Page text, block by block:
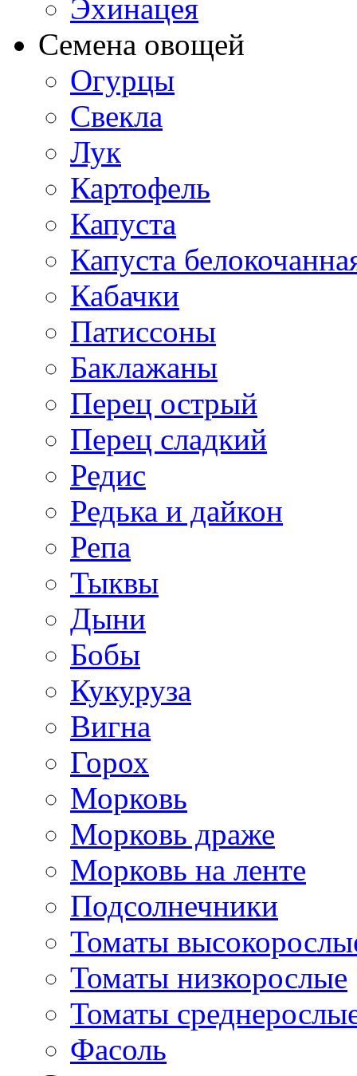
Эхинацея
Семена овощей
Огурцы
Свекла
Лук
Картофель
Капуста
Капуста
Кабачки
Патиссоны
Баклажаны
Перец острый
Перец сладкий
Редис
Редька и дайкон
Репа
Тыквы
Дыни
Бобы
Кукуруза
Вигна
Горох
Морковь
Морковь драже
Морковь на ленте
Подсолнечники
Томаты
Томаты низкорослые
Томаты
Фасоль